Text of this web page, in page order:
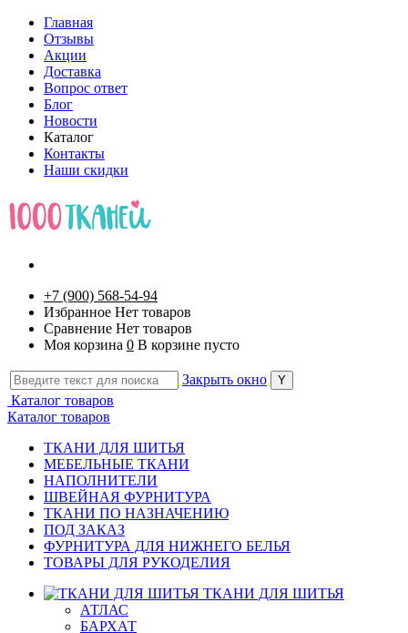
Главная
Отзывы
Акции
Доставка
Вопрос ответ
Блог
Новости
Каталог
Контакты
Наши скидки
+7 (900) 568-54-94
Избранное Нет товаров
Сравнение Нет товаров
Моя корзина 0 В корзине пусто
Закрыть окно
Каталог товаров
Каталог товаров
ТКАНИ ДЛЯ ШИТЬЯ
МЕБЕЛЬНЫЕ ТКАНИ
НАПОЛНИТЕЛИ
ШВЕЙНАЯ ФУРНИТУРА
ТКАНИ ПО НАЗНАЧЕНИЮ
ПОД ЗАКАЗ
ФУРНИТУРА ДЛЯ НИЖНЕГО БЕЛЬЯ
ТОВАРЫ ДЛЯ РУКОДЕЛИЯ
ТКАНИ ДЛЯ ШИТЬЯ
АТЛАС
БАРХАТ